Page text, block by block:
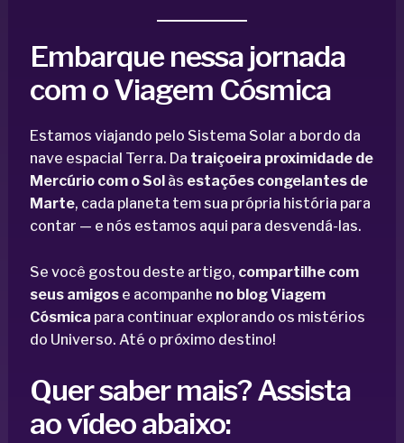
Embarque nessa jornada
com o Viagem Cósmica
Estamos viajando pelo Sistema Solar a bordo da
nave espacial Terra. Da traiçoeira proximidade de
Mercúrio com o Solàs estações congelantes de
Marte, cada planeta tem sua própria história para
contar — e nós estamos aqui para desvendá-las.
Se você gostou deste artigo, compartilhe com
seus amigose acompanhe no blog Viagem
Cósmica para continuar explorando os mistérios
do Universo. Até o próximo destino!
Quer saber mais? Assista
ao vídeo abaixo: